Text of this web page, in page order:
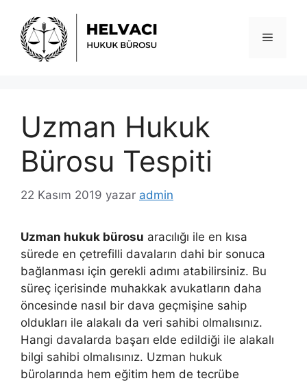
Menü
Uzman Hukuk
Bürosu Tespiti
22 Kasım 2019 yazar admin
Uzman hukuk bürosu aracılığı ile en kısa
sürede en çetrefilli davaların dahi bir sonuca
bağlanması için gerekli adımı atabilirsiniz. Bu
süreç içerisinde muhakkak avukatların daha
öncesinde nasıl bir dava geçmişine sahip
oldukları ile alakalı da veri sahibi olmalısınız.
Hangi davalarda başarı elde edildiği ile alakalı
bilgi sahibi olmalısınız. Uzman hukuk
bürolarında hem eğitim hem de tecrübe